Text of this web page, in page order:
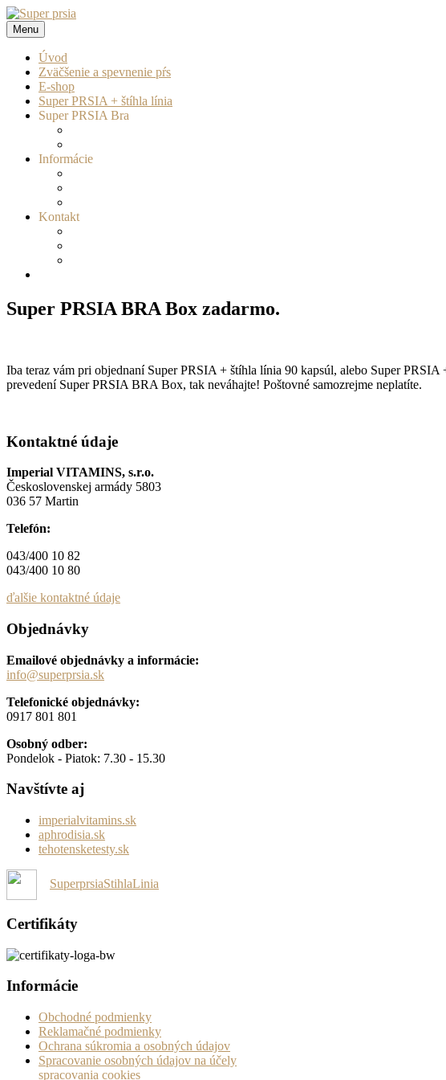
Prejsť
na
obsah
Super prsia
zväčšenie a spevnenie pŕs
Menu
Úvod
Zväčšenie a spevnenie pŕs
E-shop
Super PRSIA + štíhla línia
Super PRSIA Bra
Informácie
Kontakt
Super PRSIA BRA Box zadarmo.
Iba teraz vám pri objednaní Super PRSIA + štíhla línia 90 kapsúl, alebo Super
prevedení Super PRSIA BRA Box, tak neváhajte! Poštovné samozrejme neplatíte.
Kontaktné údaje
Imperial VITAMINS, s.r.o.
Československej armády 5803
036 57 Martin
Telefón:
043/400 10 82
043/400 10 80
ďalšie kontaktné údaje
Objednávky
Emailové objednávky a informácie:
info@superprsia.sk
Telefonické objednávky:
0917 801 801
Osobný odber:
Pondelok - Piatok: 7.30 - 15.30
Navštívte aj
imperialvitamins.sk
aphrodisia.sk
tehotensketesty.sk
SuperprsiaStihlaLinia
Certifikáty
Informácie
Obchodné podmienky
Reklamačné podmienky
Ochrana súkromia a osobných údajov
Spracovanie osobných údajov na účely
spracovania cookies